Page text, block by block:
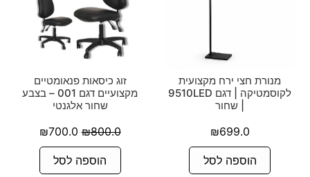
מנורת חצי ירח מקצועית
לקוסמטיקה | דגם 9510LED
| שחור
₪699.0
הוספה לסל
זוג כיסאות פנאומטיים
מקצועיים דגם 001 – בצבע
שחור אלגנטי
₪800.0
₪700.0
הוספה לסל